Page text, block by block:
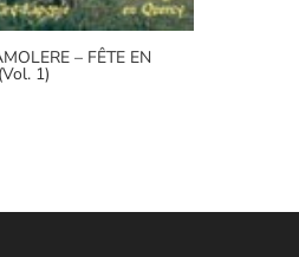
– FÊTE EN
1)